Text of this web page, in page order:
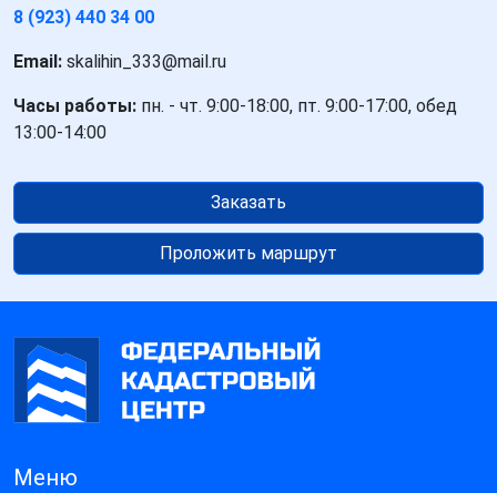
8 (923) 440 34 00
Email: skalihin_333@mail.ru
Часы работы: пн. - чт. 9:00-18:00, пт. 9:00-17:00, обед
13:00-14:00
Заказать
Проложить маршрут
Меню